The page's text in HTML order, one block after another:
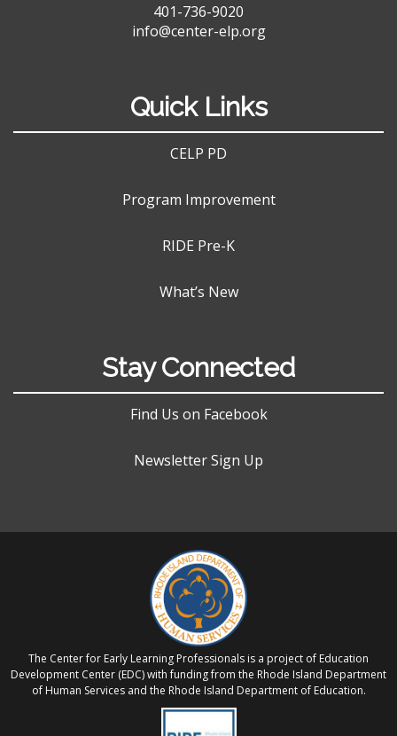
401-736-9020
info@center-elp.org
Quick Links
CELP PD
Program Improvement
RIDE Pre-K
What’s New
Stay Connected
Find Us on Facebook
Newsletter Sign Up
The Center for Early Learning Professionals is a project of Education
Development Center (EDC) with funding from the Rhode Island Department
of Human Services and the Rhode Island Department of Education.